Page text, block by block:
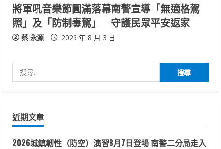
將軍吼音樂節圓滿落幕南警宣導「無適格駕
照」及「防制毒駕」 守護民眾平安返家
蔡 永源 2026 年 8 月 3 日
尋
字:
近期文章
2026城鎮韌性（防空）演習8月7日登場 南警二分局走入